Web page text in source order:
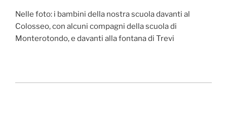
Nelle foto: i bambini della nostra scuola davanti al
Colosseo, con alcuni compagni della scuola di
Monterotondo, e davanti alla fontana di Trevi